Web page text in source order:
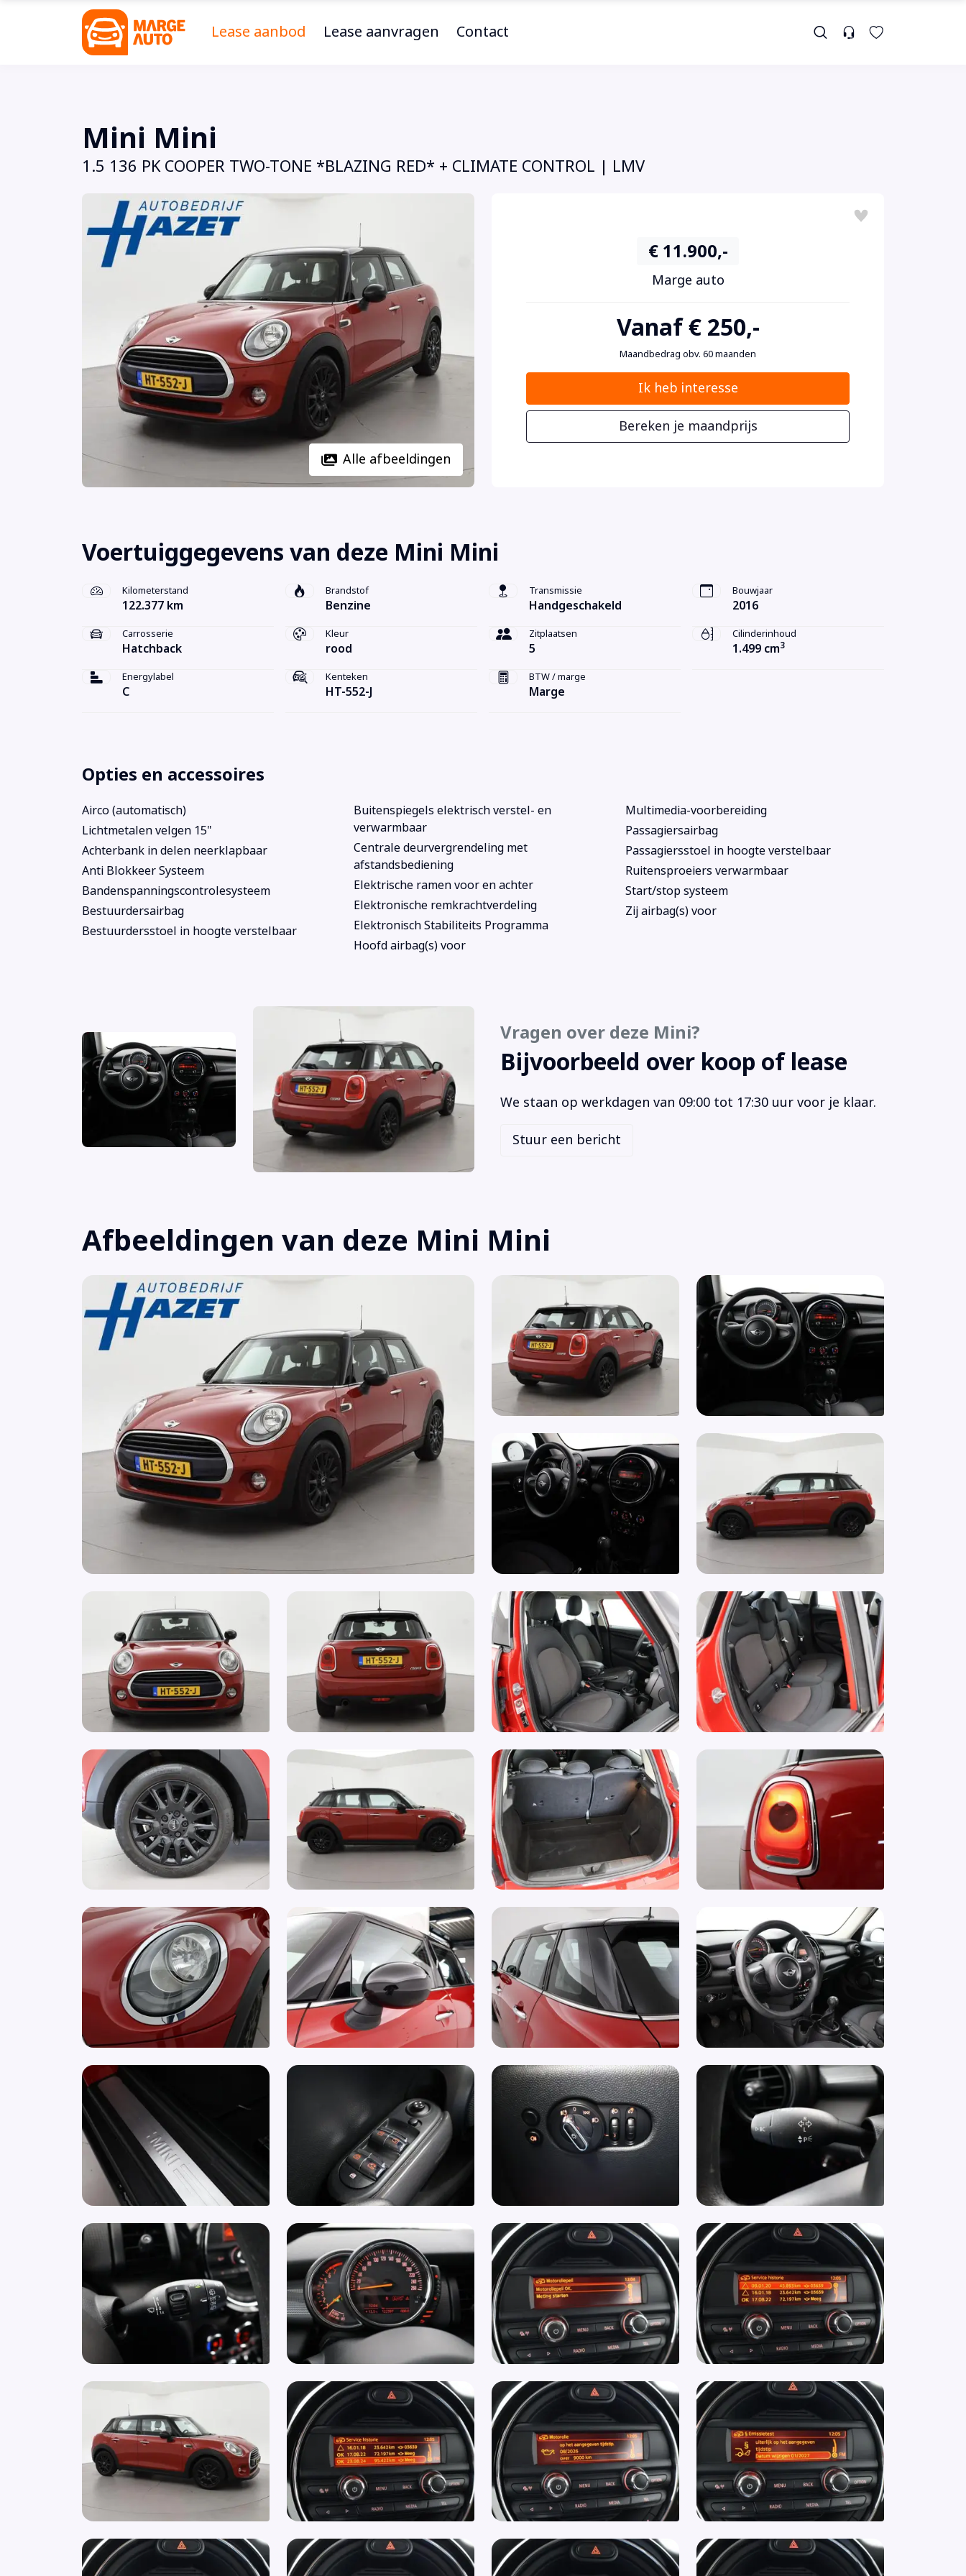
Lease aanbod Lease aanvragen Contact
Mini Mini
1.5 136 PK COOPER TWO-TONE *BLAZING RED* + CLIMATE CONTROL | LMV
Alle afbeeldingen
€ 11.900,-
Marge auto
Vanaf € 250,-
Maandbedrag obv. 60 maanden
Ik heb interesse
Bereken je maandprijs
Voertuiggegevens van deze Mini Mini
Kilometerstand
122.377 km
Brandstof
Benzine
Transmissie
Handgeschakeld
Bouwjaar
2016
Carrosserie
Hatchback
Kleur
rood
Zitplaatsen
5
Cilinderinhoud
1.499 cm3
Energylabel
C
Kenteken
HT-552-J
BTW / marge
Marge
Opties en accessoires
Airco (automatisch)
Lichtmetalen velgen 15"
Achterbank in delen neerklapbaar
Anti Blokkeer Systeem
Bandenspanningscontrolesysteem
Bestuurdersairbag
Bestuurdersstoel in hoogte verstelbaar
Buitenspiegels elektrisch verstel- en
verwarmbaar
Centrale deurvergrendeling met
afstandsbediening
Elektrische ramen voor en achter
Elektronische remkrachtverdeling
Elektronisch Stabiliteits Programma
Hoofd airbag(s) voor
Multimedia-voorbereiding
Passagiersairbag
Passagiersstoel in hoogte verstelbaar
Ruitensproeiers verwarmbaar
Start/stop systeem
Zij airbag(s) voor
Vragen over deze Mini?
Bijvoorbeeld over koop of lease
We staan op werkdagen van 09:00 tot 17:30 uur voor je klaar.
Stuur een bericht
Afbeeldingen van deze Mini Mini